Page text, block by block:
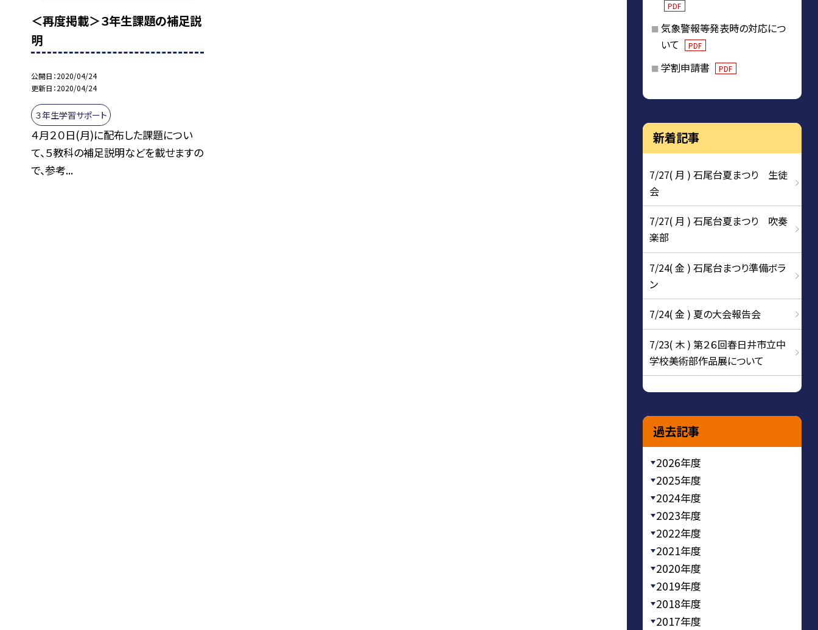
＜再度掲載＞３年生課題の補足説
明
公開日 2020/04/24
更新日 2020/04/24
３年生学習サポート
４月２０日(月)に配布した課題につい
て、５教科の補足説明などを載せますの
で、参考...
PDF
気象警報等発表時の対応につ
いて
PDF
学割申請書 PDF
新着記事
7/27( 月 ) 石尾台夏まつり 生徒
会
7/27( 月 ) 石尾台夏まつり 吹奏
楽部
7/24( 金 ) 石尾台まつり準備ボラ
ン
7/24( 金 ) 夏の大会報告会
7/23( 木 ) 第２６回春日井市立中
学校美術部作品展について
過去記事
2026年度
2025年度
2024年度
2023年度
2022年度
2021年度
2020年度
2019年度
2018年度
2017年度